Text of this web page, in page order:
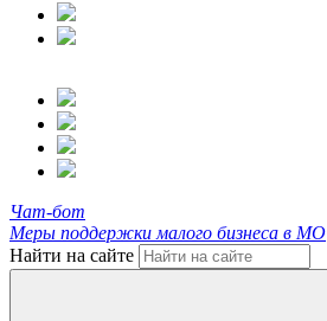
Чат-бот
Меры поддержки малого бизнеса в МО
Найти на сайте